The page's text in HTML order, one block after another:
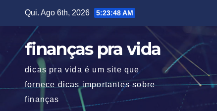
Qui. Ago 6th, 2026 5:23:48 AM
finanças pra vida
dicas pra vida é um site que
fornece dicas importantes sobre
finanças